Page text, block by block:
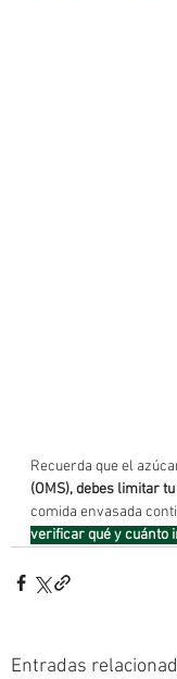
Recuerda que el
(OMS), debes limitar
comida envasada
verificar qué y cuánto
Entradas